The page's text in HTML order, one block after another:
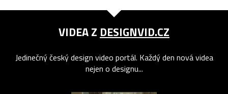
VIDEA Z DESIGNVID.CZ
Jedinečný český design video portál. Každý den nová videa
nejen o designu...